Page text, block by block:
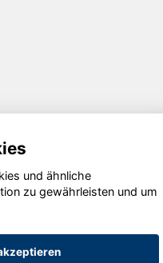
und ähnliche
zu gewährleisten und um